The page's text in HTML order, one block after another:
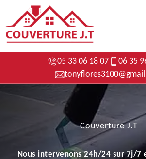
05 33 06 18 07
06 35
Couverture J.T
Nous intervenons 24h/24 sur 7j/7